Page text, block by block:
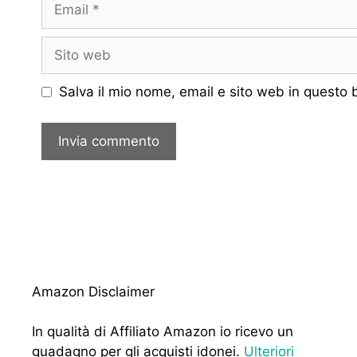
Sito
web
Salva il mio nome, email e sito web in
Amazon Disclaimer
In qualità di Affiliato Amazon io ricevo un
guadagno per gli acquisti idonei. Ulteriori